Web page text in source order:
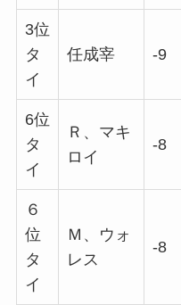
3位
タ
イ
任成宰 -9
6位
タ
イ
Ｒ、マキ
ロイ
-8
６
位
タ
イ
Ｍ、ウォ
レス
-8